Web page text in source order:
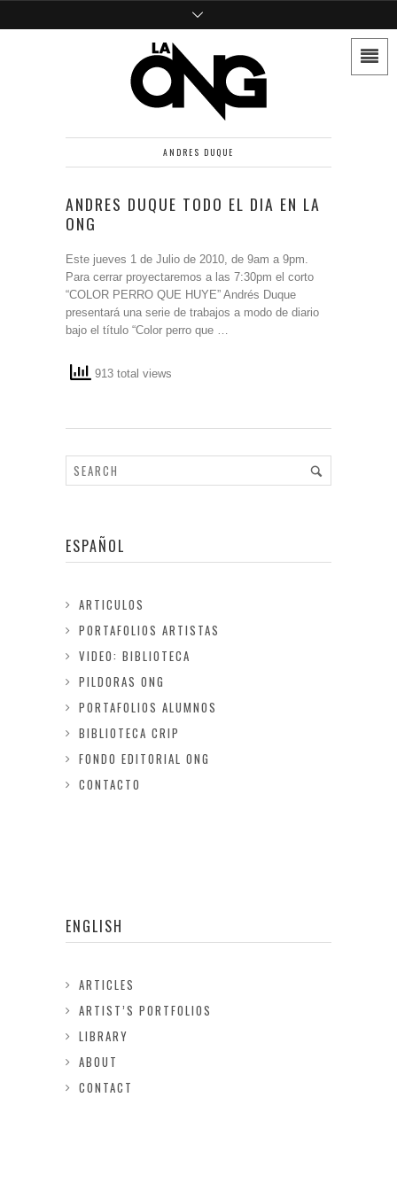
ANDRES DUQUE
ANDRES DUQUE TODO EL DIA EN LA
ONG
Este jueves 1 de Julio de 2010, de 9am a 9pm.
Para cerrar proyectaremos a las 7:30pm el corto
“COLOR PERRO QUE HUYE” Andrés Duque
presentará una serie de trabajos a modo de diario
bajo el título “Color perro que …
913 total views
ESPAÑOL
ARTICULOS
PORTAFOLIOS ARTISTAS
VIDEO: BIBLIOTECA
PILDORAS ONG
PORTAFOLIOS ALUMNOS
BIBLIOTECA CRIP
FONDO EDITORIAL ONG
CONTACTO
ENGLISH
ARTICLES
ARTIST’S PORTFOLIOS
LIBRARY
ABOUT
CONTACT